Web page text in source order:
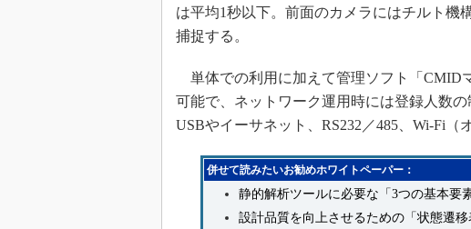
は平均1秒以下。前面のカメラにはチルト機
捕捉する。
単体での利用に加えて管理ソフト「CMID
可能で、ネットワーク運用時には登録人数
USBやイーサネット、RS232／485、Wi-Fi（
併せて読みたいお勧めホワイトペーパー：
静的解析ツールに必要な「3つの基本要
設計品質を向上させるための「状態遷